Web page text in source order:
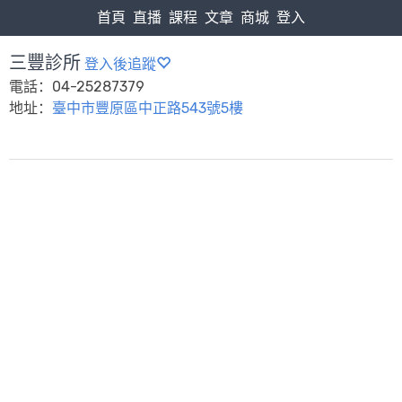
首頁 直播 課程 文章 商城 登入
三豐診所 登入後追蹤
電話：04-25287379
地址： 臺中市豐原區中正路543號5樓